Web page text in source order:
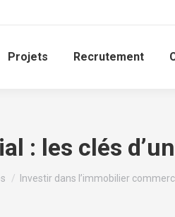
Projets Recrutement
: les clés
Investir dans lʼimmobilier